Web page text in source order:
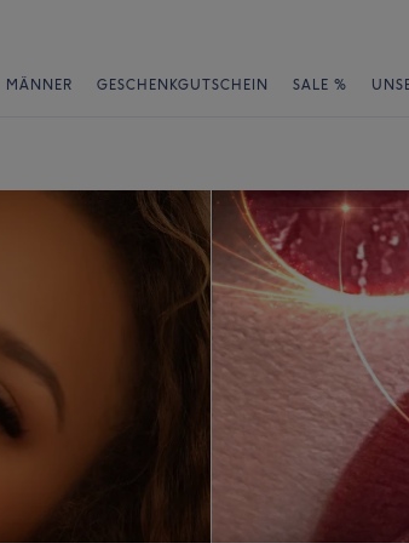
MÄNNER GESCHENKGUTSCHEIN SALE %